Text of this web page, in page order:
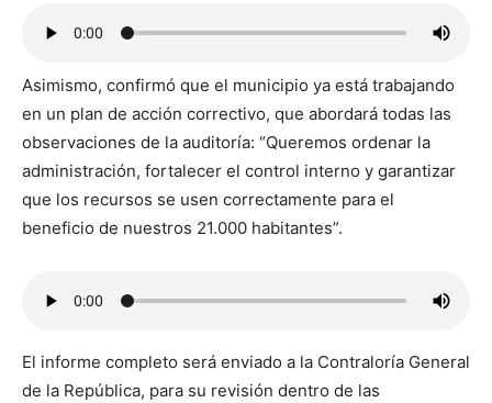
Asimismo, confirmó que el municipio ya está trabajando
en un plan de acción correctivo, que abordará todas las
observaciones de la auditoría: “Queremos ordenar la
administración, fortalecer el control interno y garantizar
que los recursos se usen correctamente para el
beneficio de nuestros 21.000 habitantes”.
El informe completo será enviado a la Contraloría General
de la República, para su revisión dentro de las